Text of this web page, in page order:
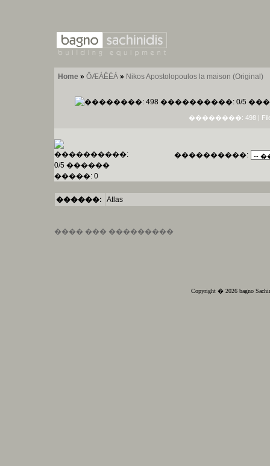
Home » ÔÆÁÊÉÁ » Nikos Apostolopoulos la maison (Original)
��������: 498 | File
����������:
������: Atlas
���� ��� ���������
Copyright � 2026 bagno